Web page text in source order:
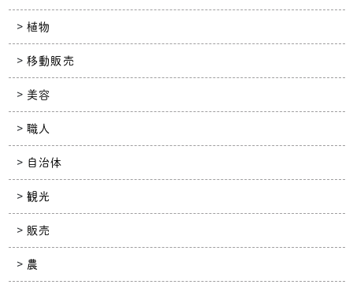
植物
移動販売
美容
職人
自治体
観光
販売
農